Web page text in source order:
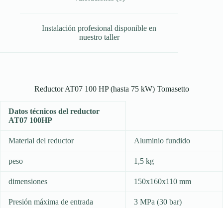
Instalación profesional disponible en
nuestro taller
Reductor AT07 100 HP (hasta 75 kW) Tomasetto
Datos técnicos del reductor
AT07 100HP
Material del reductor Aluminio fundido
peso 1,5 kg
dimensiones 150x160x110 mm
Presión máxima de entrada 3 MPa (30 bar)